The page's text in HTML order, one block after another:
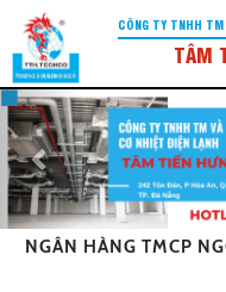
CÔNG TY TNHH
TÂM
Previous
NGÂN HÀNG TMCP